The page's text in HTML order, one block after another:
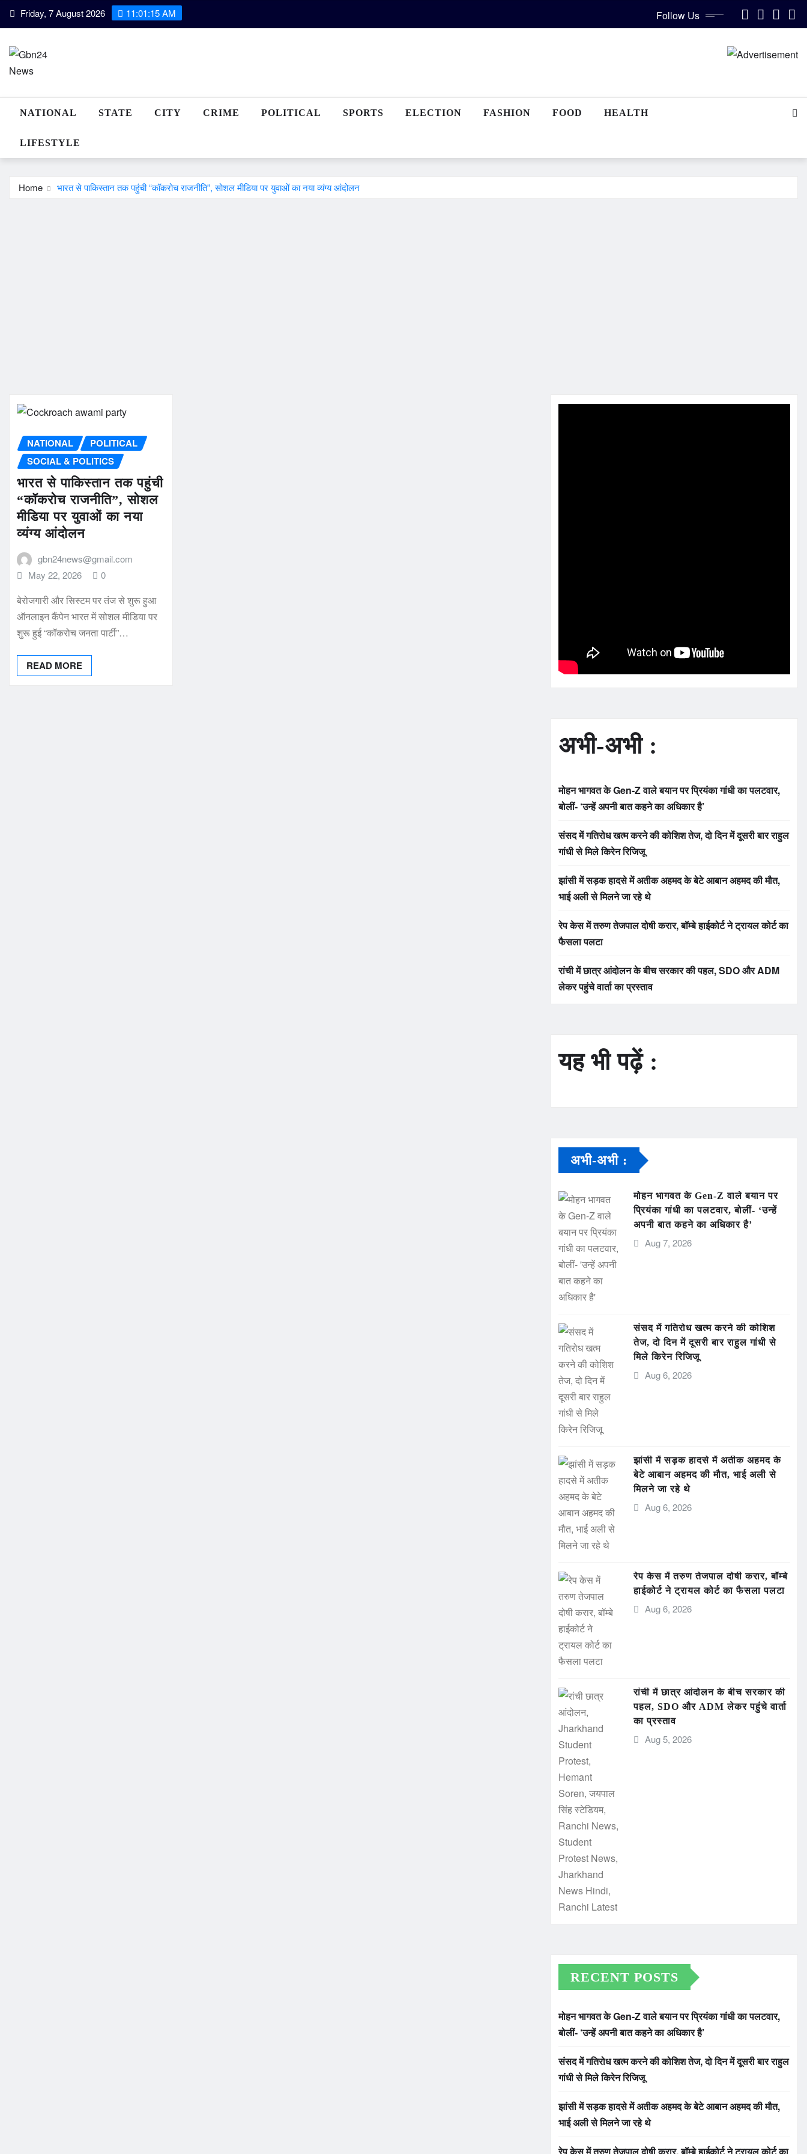
Skip Friday, 7 August 2026 11:01:15 AM Follow Us
NATIONAL STATE CITY CRIME POLITICAL SPORTS ELECTION FASHION FOOD HEALTH
LIFESTYLE
Home भारत से पाकिस्तान तक पहुंची “कॉकरोच राजनीति”, सोशल मीडिया पर युवाओं का नया व्यंग्य आंदोलन
NATIONAL
POLITICAL
SOCIAL & POLITICS
भारत से पाकिस्तान तक पहुंची
“कॉकरोच राजनीति”, सोशल
मीडिया पर युवाओं का नया
व्यंग्य आंदोलन
gbn24news@gmail.com
May 22, 2026
0
बेरोजगारी और सिस्टम पर तंज से शुरू हुआ
ऑनलाइन कैंपेन भारत में सोशल मीडिया पर
शुरू हुई “कॉकरोच जनता पार्टी”…
READ MORE
अभी-अभी :
मोहन भागवत के Gen-Z वाले बयान पर प्रियंका गांधी का पलटवार,
बोलीं- ‘उन्हें अपनी बात कहने का अधिकार है’
संसद में गतिरोध खत्म करने की कोशिश तेज, दो दिन में दूसरी बार राहुल
गांधी से मिले किरेन रिजिजू
झांसी में सड़क हादसे में अतीक अहमद के बेटे आबान अहमद की मौत,
भाई अली से मिलने जा रहे थे
रेप केस में तरुण तेजपाल दोषी करार, बॉम्बे हाईकोर्ट ने ट्रायल कोर्ट का
फैसला पलटा
रांची में छात्र आंदोलन के बीच सरकार की पहल, SDO और ADM
लेकर पहुंचे वार्ता का प्रस्ताव
यह भी पढ़ें :
अभी-अभी :
मोहन भागवत के Gen-Z वाले बयान पर
प्रियंका गांधी का पलटवार, बोलीं- ‘उन्हें
अपनी बात कहने का अधिकार है’
Aug 7, 2026
संसद में गतिरोध खत्म करने की कोशिश
तेज, दो दिन में दूसरी बार राहुल गांधी से
मिले किरेन रिजिजू
Aug 6, 2026
झांसी में सड़क हादसे में अतीक अहमद के
बेटे आबान अहमद की मौत, भाई अली से
मिलने जा रहे थे
Aug 6, 2026
रेप केस में तरुण तेजपाल दोषी करार, बॉम्बे
हाईकोर्ट ने ट्रायल कोर्ट का फैसला पलटा
Aug 6, 2026
रांची में छात्र आंदोलन के बीच सरकार की
पहल, SDO और ADM लेकर पहुंचे वार्ता
का प्रस्ताव
Aug 5, 2026
RECENT POSTS
मोहन भागवत के Gen-Z वाले बयान पर प्रियंका गांधी का पलटवार,
बोलीं- ‘उन्हें अपनी बात कहने का अधिकार है’
संसद में गतिरोध खत्म करने की कोशिश तेज, दो दिन में दूसरी बार राहुल
गांधी से मिले किरेन रिजिजू
झांसी में सड़क हादसे में अतीक अहमद के बेटे आबान अहमद की मौत,
भाई अली से मिलने जा रहे थे